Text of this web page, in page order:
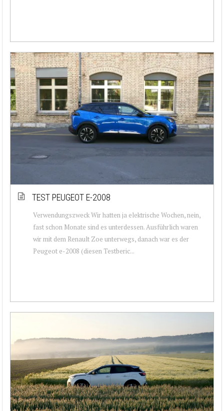
TEST PEUGEOT E-2008
Verwendungszweck Wir hatten ja elektrische Wochen, nein,
fast schon Monate sind es unterdessen. Ausführlich waren
wir mit dem Renault Zoe unterwegs, danach war es der
Peugeot e-2008 (diesen Testberic...